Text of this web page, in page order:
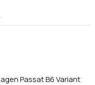
Passat B6 Variant